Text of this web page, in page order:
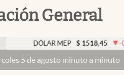
General
DÓLAR MEP $ 1518,45 -0.05%
minuto a minuto